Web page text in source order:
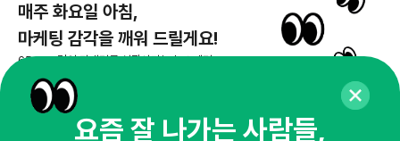
매주 화요일 아침,
마케팅 감각을 깨워 드릴게요!
65,043명의 마케터를 성장시키는 뉴스레터
뉴스레터 구독하기
요즘 잘 나가는 사람들,